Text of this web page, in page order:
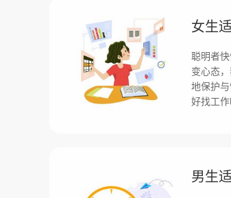
女生
聪明者
变心态
地保护
好找工
男生